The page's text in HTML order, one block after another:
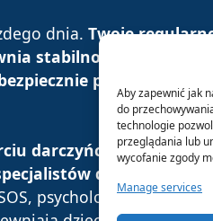
Aby zapewnić jak
do
technologie
przeglądania lub
wycofanie zgody
Manage services
dnia. Twoje r
stabilność
planować
darczyńców, możemy
dzieciom
psycholodzy,